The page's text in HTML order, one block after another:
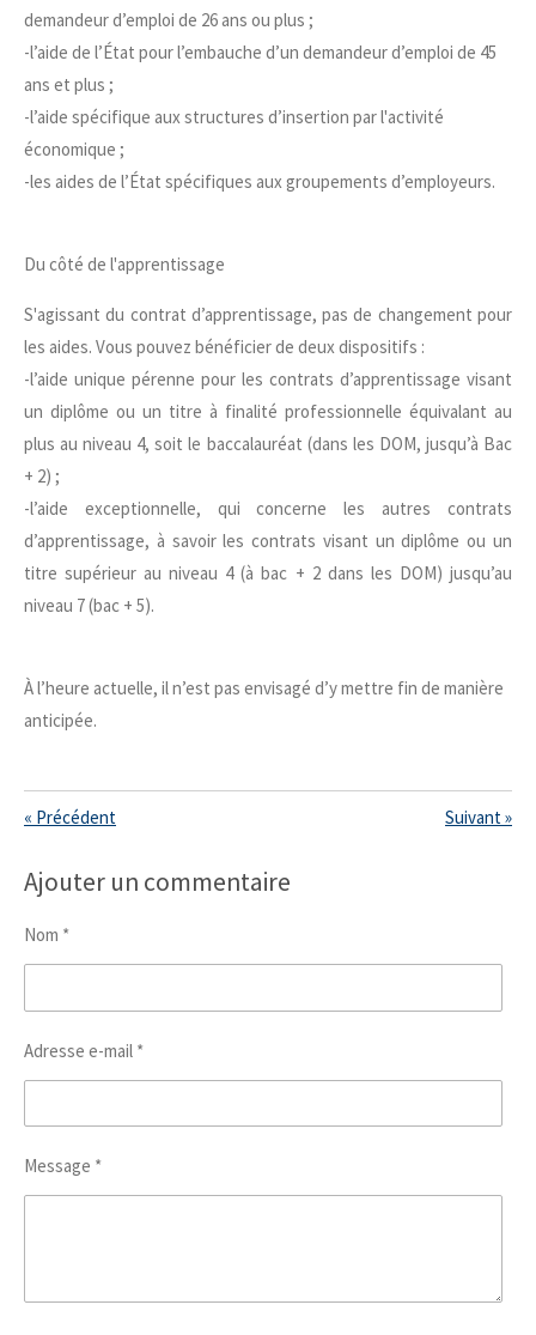
demandeur d’emploi de 26 ans ou plus ;
-l’aide de l’État pour l’embauche d’un demandeur d’emploi de 45
ans et plus ;
-l’aide spécifique aux structures d’insertion par l'activité
économique ;
-les aides de l’État spécifiques aux groupements d’employeurs.
Du côté de l'apprentissage
S'agissant du contrat d’apprentissage, pas de changement pour
les aides. Vous pouvez bénéficier de deux dispositifs :
-l’aide unique pérenne pour les contrats d’apprentissage visant
un diplôme ou un titre à finalité professionnelle équivalant au
plus au niveau 4, soit le baccalauréat (dans les DOM, jusqu’à Bac
+ 2) ;
-l’aide exceptionnelle, qui concerne les autres contrats
d’apprentissage, à savoir les contrats visant un diplôme ou un
titre supérieur au niveau 4 (à bac + 2 dans les DOM) jusqu’au
niveau 7 (bac + 5).
À l’heure actuelle, il n’est pas envisagé d’y mettre fin de manière
anticipée.
« Précédent Suivant»
Ajouter un commentaire
Nom *
Adresse e-mail *
Message *